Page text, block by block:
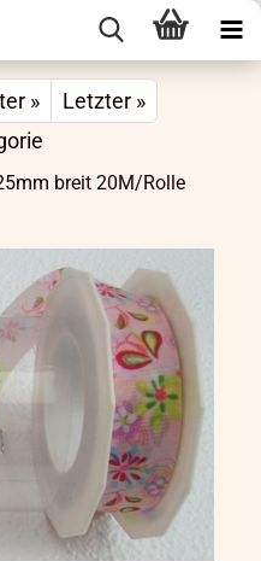
»
Letzter »
breit 20M/Rolle